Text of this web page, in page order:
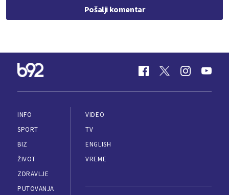
Pošalji komentar
INFO
SPORT
BIZ
ŽIVOT
ZDRAVLJE
PUTOVANJA
VIDEO
TV
ENGLISH
VREME